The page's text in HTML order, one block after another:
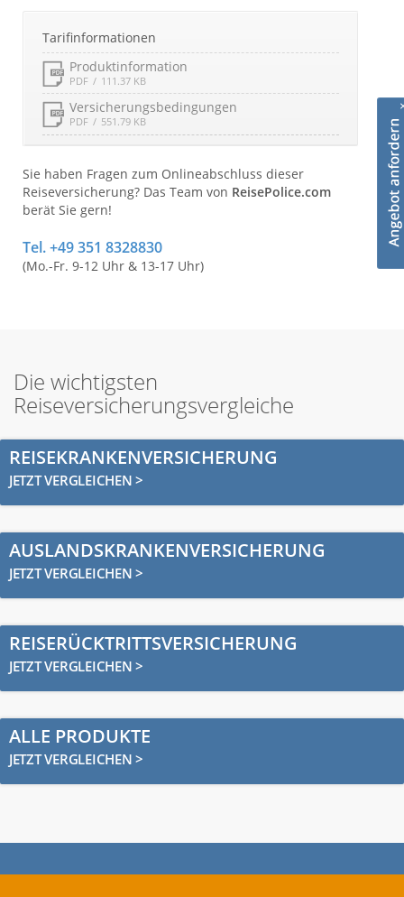
Tarifinformationen
Produktinformation
PDF 111.37 KB
Versicherungsbedingungen
PDF 551.79 KB
Sie haben Fragen zum Onlineabschluss dieser
Reiseversicherung? Das Team von ReisePolice.com
berät Sie gern!
Tel. +49 351 8328830
(Mo.-Fr. 9-12 Uhr & 13-17 Uhr)
Die wichtigsten
Reiseversicherungsvergleiche
REISEKRANKENVERSICHERUNG
JETZT VERGLEICHEN >
AUSLANDSKRANKENVERSICHERUNG
JETZT VERGLEICHEN >
REISERÜCKTRITTSVERSICHERUNG
JETZT VERGLEICHEN >
ALLE PRODUKTE
JETZT VERGLEICHEN >